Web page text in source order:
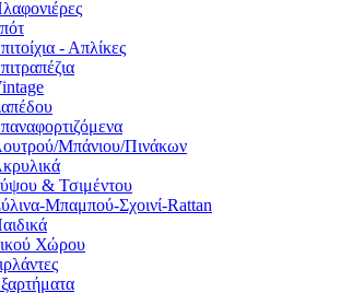
- Απλίκες
Μπάνιου/Πινάκων
& Τσιμέντου
Μπαμπού-Σχοινί-Rattan
Χώρου